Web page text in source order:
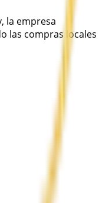
la empresa
las compras locales